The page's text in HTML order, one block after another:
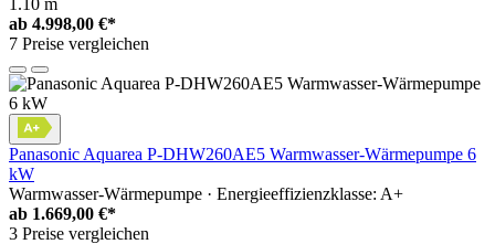
ab 4.998,00 €*
7 Preise vergleichen
Panasonic Aquarea P-DHW260AE5 Warmwasser-Wärmepumpe 6
kW
Warmwasser-Wärmepumpe · Energieeffizienzklasse: A+
ab 1.669,00 €*
3 Preise vergleichen